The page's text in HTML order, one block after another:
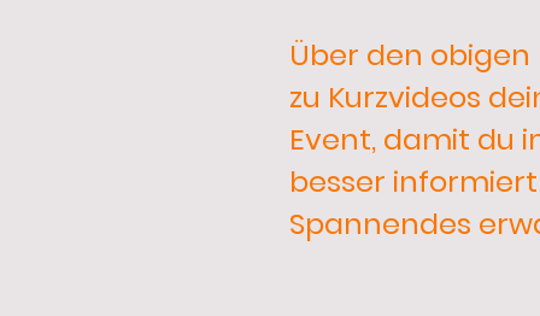
Über den
zu Kurzvideos
Event, damit du
besser
Spannendes